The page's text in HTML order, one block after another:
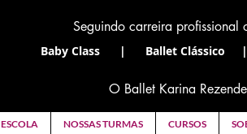
Seguindo carreira profissional
Baby Class | Ballet Clássico
O Ballet Karina
NOSSAS TURMAS CURSOS